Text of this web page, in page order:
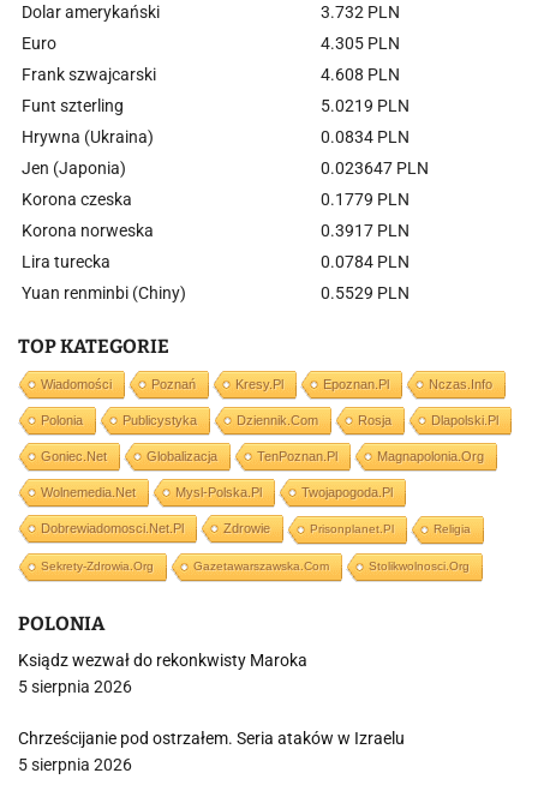
Dolar amerykański
3.732 PLN
Euro
4.305 PLN
Frank szwajcarski
4.608 PLN
Funt szterling
5.0219 PLN
Hrywna (Ukraina)
0.0834 PLN
Jen (Japonia)
0.023647 PLN
Korona czeska
0.1779 PLN
Korona norweska
0.3917 PLN
Lira turecka
0.0784 PLN
Yuan renminbi (Chiny)
0.5529 PLN
TOP KATEGORIE
Wiadomości Poznań Kresy.pl Epoznan.pl Nczas.info
Polonia Publicystyka Dziennik.com Rosja Dlapolski.pl
Goniec.net Globalizacja TenPoznan.pl Magnapolonia.org
Wolnemedia.net Mysl-Polska.pl Twojapogoda.pl
Dobrewiadomosci.net.pl Zdrowie Prisonplanet.pl Religia
Sekrety-Zdrowia.org Gazetawarszawska.com Stolikwolnosci.org
POLONIA
Ksiądz wezwał do rekonkwisty Maroka
5 sierpnia 2026
Chrześcijanie pod ostrzałem. Seria ataków w Izraelu
5 sierpnia 2026